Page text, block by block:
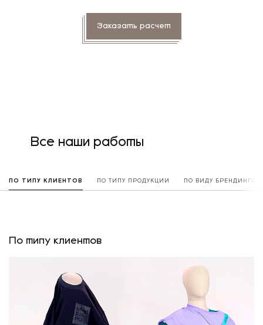
Заказать расчет
Все наши работы
ПО ТИПУ КЛИЕНТОВ ПО ТИПУ ПРОДУКЦИИ ПО ВИДУ БРЕНДИНГА
По типу клиентов